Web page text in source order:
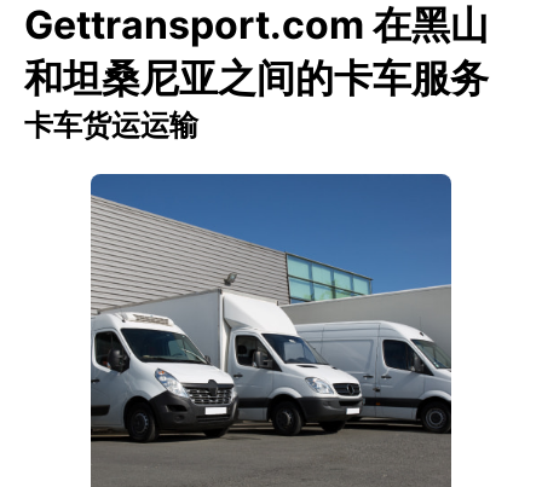
Gettransport.com 在黑山
和坦桑尼亚之间的卡车服务
卡车货运运输